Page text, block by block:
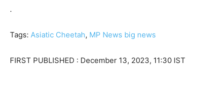
.
Tags: Asiatic Cheetah, MP News big news
FIRST PUBLISHED : December 13, 2023, 11:30 IST